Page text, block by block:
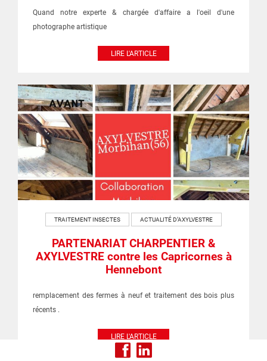
Quand notre experte & chargée d'affaire a l'oeil d'une
photographe artistique
LIRE L'ARTICLE
TRAITEMENT INSECTES ACTUALITÉ D’AXYLVESTRE
PARTENARIAT CHARPENTIER &
AXYLVESTRE contre les Capricornes à
Hennebont
remplacement des fermes à neuf et traitement des bois plus
récents .
LIRE L'ARTICLE